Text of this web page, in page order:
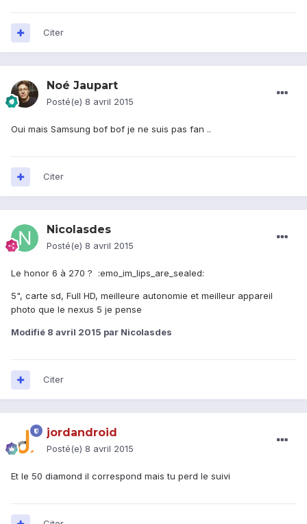
Citer
Noé Jaupart
Posté(e) 8 avril 2015
Oui mais Samsung bof bof je ne suis pas fan ..
Citer
Nicolasdes
Posté(e) 8 avril 2015
Le honor 6 à 270 ? :emo_im_lips_are_sealed:
5", carte sd, Full HD, meilleure autonomie et meilleur appareil
photo que le nexus 5 je pense
Modifié 8 avril 2015 par Nicolasdes
Citer
jordandroid
Posté(e) 8 avril 2015
Et le 50 diamond il correspond mais tu perd le suivi